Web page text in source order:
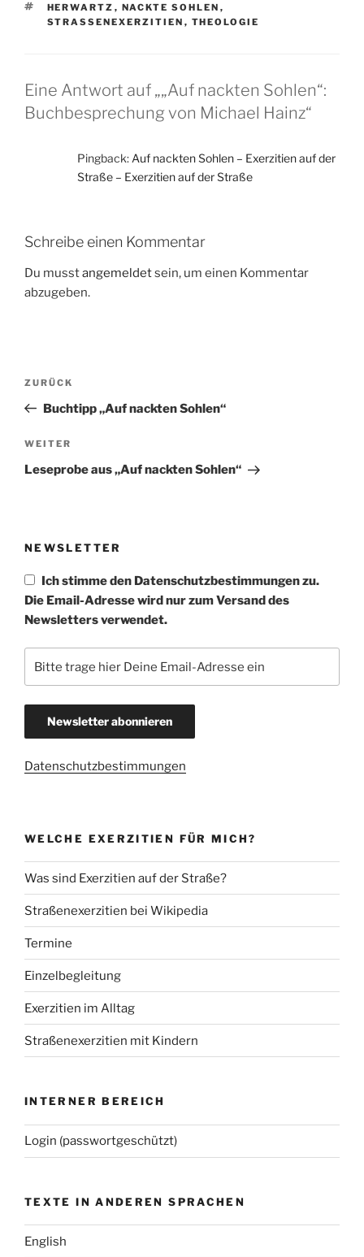
SCHLAGWÖRTER
HERWARTZ , NACKTE SOHLEN ,
STRASSENEXERZITIEN , THEOLOGIE
Eine Antwort auf „„Auf nackten Sohlen“:
Buchbesprechung von Michael Hainz“
Pingback: Auf nackten Sohlen – Exerzitien auf der
Straße – Exerzitien auf der Straße
Schreibe einen Kommentar
Du musstangemeldetsein, um einen Kommentar
abzugeben.
Beitragsnavigation
Vorheriger
Beitrag
ZURÜCK
Buchtipp „Auf nackten Sohlen“
Nächster
Beitrag
WEITER
Leseprobe aus „Auf nackten Sohlen“
NEWSLETTER
Ich stimme den Datenschutzbestimmungen zu.
Die Email-Adresse wird nur zum Versand des
Newsletters verwendet.
Datenschutzbestimmungen
WELCHE EXERZITIEN FÜR MICH?
Was sind Exerzitien auf der Straße?
Straßenexerzitien bei Wikipedia
Termine
Einzelbegleitung
Exerzitien im Alltag
Straßenexerzitien mit Kindern
INTERNER BEREICH
Login (passwortgeschützt)
TEXTE IN ANDEREN SPRACHEN
English